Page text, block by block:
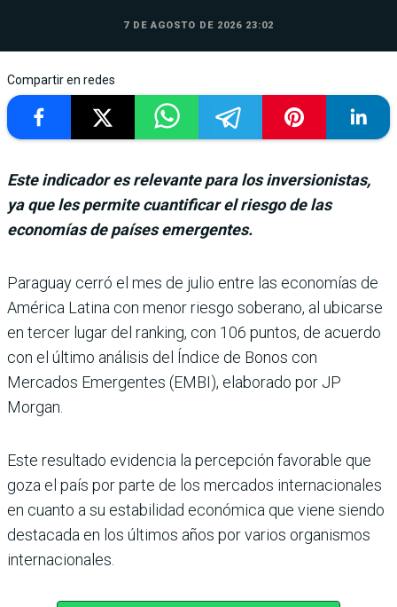
7 DE AGOSTO DE 2026 23:02
Compartir en redes
Este indicador es relevante para los inversionistas,
ya que les permite cuantificar el riesgo de las
economías de países emergentes.
Paraguay cerró el mes de julio entre las eco­nomías de
América Latina con menor riesgo soberano, al ubicarse
en ter­cer lugar del ranking, con 106 puntos, de acuerdo
con el último análisis del Índice de Bonos con
Mercados Emer­gentes (EMBI), elaborado por JP
Morgan.
Este resultado evidencia la percepción favorable que
goza el país por parte de los mercados internacionales
en cuanto a su estabilidad económica que viene siendo
destacada en los últimos años por varios organismos
inter­nacionales.